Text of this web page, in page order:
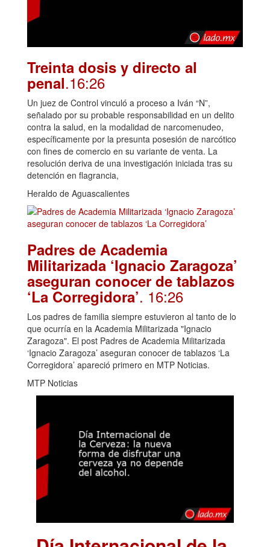
Treinta dosis y directo al
penal.16:26
Un juez de Control vinculó a proceso a Iván “N”,
señalado por su probable responsabilidad en un delito
contra la salud, en la modalidad de narcomenudeo,
específicamente por la presunta posesión de narcótico
con fines de comercio en su variante de venta. La
resolución deriva de una investigación iniciada tras su
detención en flagrancia,
Heraldo de Aguascalientes
Padres de Academia
Militarizada ‘Ignacio Zaragoza’
aseguran conocer de tablazos
‘La Corregidora’. 16:26
Los padres de familia siempre estuvieron al tanto de lo
que ocurría en la Academia Militarizada "Ignacio
Zaragoza". El post Padres de Academia Militarizada
‘Ignacio Zaragoza’ aseguran conocer de tablazos ‘La
Corregidora’ apareció primero en MTP Noticias.
MTP Noticias